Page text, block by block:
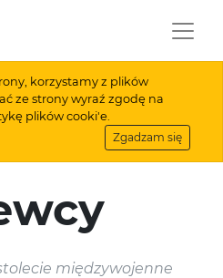
korzystamy z plików
ze strony wyraź zgodę na
plików cooki'e.
Zgadzam się
międzywojenne